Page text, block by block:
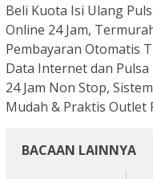
Beli Kuota Isi Ulang
Online 24 Jam,
Pembayaran Otomatis
Data Internet dan
24 Jam Non Stop,
Mudah & Praktis Outlet
BACAAN LAINNYA